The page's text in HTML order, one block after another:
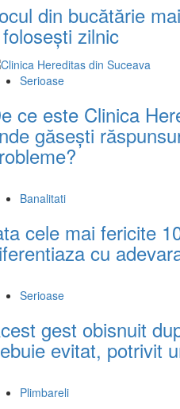
din bucătărie
zilnic
Serioase
ce este Clinica
găsești
Banalitati
cele mai fericite
cu
Serioase
gest obisnuit
evitat, potrivit
Plimbareli